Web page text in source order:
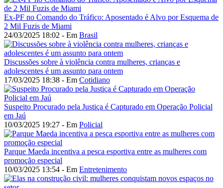
Ex-PF no Comando do Tráfico: Aposentado é Alvo por Esquema de
2 Mil Fuzis de Miami
24/03/2025 18:02 - Em Brasil
Discussões sobre à violência contra mulheres, crianças e
adolescentes é um assunto para ontem
17/03/2025 18:38 - Em Cotidiano
Suspeito Procurado pela Justiça é Capturado em Operação Policial
em Jaú
10/03/2025 19:27 - Em Policial
Parque Maeda incentiva a pesca esportiva entre as mulheres com
promoção especial
10/03/2025 13:54 - Em Entretenimento